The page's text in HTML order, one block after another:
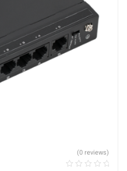
(0 reviews)